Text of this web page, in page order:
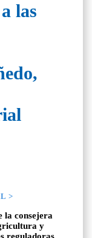
las
>
la consejera
y